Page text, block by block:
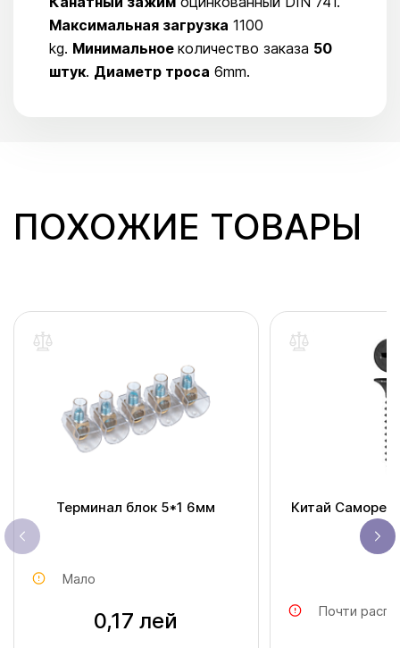
Максимальная загрузка 1100
kg. Минимальное количество заказа 50
штук. Диаметр троса 6mm.
ПОХОЖИЕ ТОВАРЫ
Терминал блок 5*1 6мм
Мало
0,17 лей
Китай
Почти